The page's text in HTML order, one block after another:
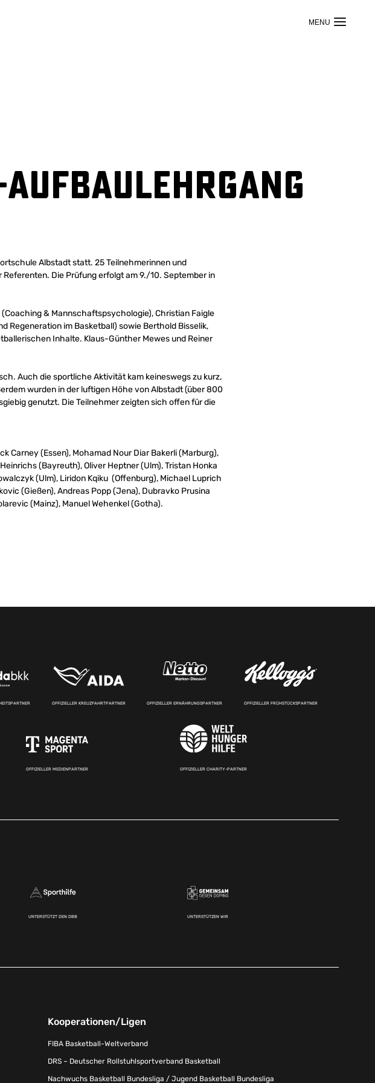
Albstadt statt. 25 Teilnehmerinnen und
Die Prüfung erfolgt am 9./10. September in
& Mannschaftspsychologie), Christian Faigle
Regeneration im Basketball) sowie Berthold Bisselik,
Inhalte. Klaus-Günther Mewes und Reiner
Auch die sportliche Aktivität kam keineswegs zu kurz,
wurden in der luftigen Höhe von Albstadt (über 800
genutzt. Die Teilnehmer zeigten sich offen für die
Carney (Essen), Mohamad Nour Diar Bakerli (Marburg),
(Bayreuth), Oliver Heptner (Ulm), Tristan Honka
(Ulm), Liridon Kqiku (Offenburg), Michael Luprich
(Gießen), Andreas Popp (Jena), Dubravko Prusina
(Mainz), Manuel Wehenkel (Gotha).
OFFIZIELLER KREUZFAHRTPARTNER OFFIZIELLER ERNÄHRUNGSPARTNER OFFIZIELLER FRÜHSTÜCKSPARTNER
OFFIZIELLER MEDIENPARTNER OFFIZIELLER CHARITY-PARTNER
UNTERSTÜTZT DEN DBB UNTERSTÜTZEN WIR
Kooperationen/Ligen
FIBA Basketball-Weltverband
DRS – Deutscher Rollstuhlsportverband Basketball
Nachwuchs Basketball Bundesliga / Jugend Basketball Bundesliga